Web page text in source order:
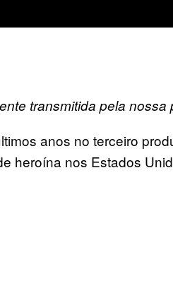
transmitida pela nossa
anos no terceiro
heroína nos Estados